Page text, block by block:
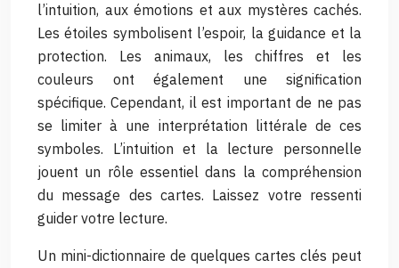
l’intuition, aux émotions et aux mystères cachés.
Les étoiles symbolisent l’espoir, la guidance et la
protection. Les animaux, les chiffres et les
couleurs ont également une signification
spécifique. Cependant, il est important de ne pas
se limiter à une interprétation littérale de ces
symboles. L’intuition et la lecture personnelle
jouent un rôle essentiel dans la compréhension
du message des cartes. Laissez votre ressenti
guider votre lecture.
Un mini-dictionnaire de quelques cartes clés peut